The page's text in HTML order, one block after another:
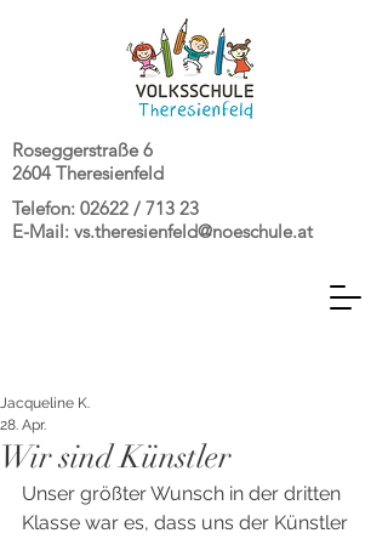
Telefon: 02622 / 713 23
E-Mail: vs.theresienfeld@noeschule.at
Roseggerstraße 6
2604 Theresienfeld
Wir sind Künstler
Jacqueline K.
28. Apr.
Unser größter Wunsch in der dritten
Klasse war es, dass uns der Künstler